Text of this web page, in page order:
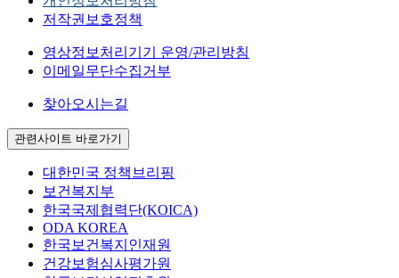
저작권보호정책
영상정보처리기기 운영/관리방침
이메일무단수집거부
찾아오시는길
관련사이트 바로가기
대한민국 정책브리핑
보건복지부
한국국제협력단(KOICA)
ODA KOREA
한국보건복지인재원
건강보험심사평가원